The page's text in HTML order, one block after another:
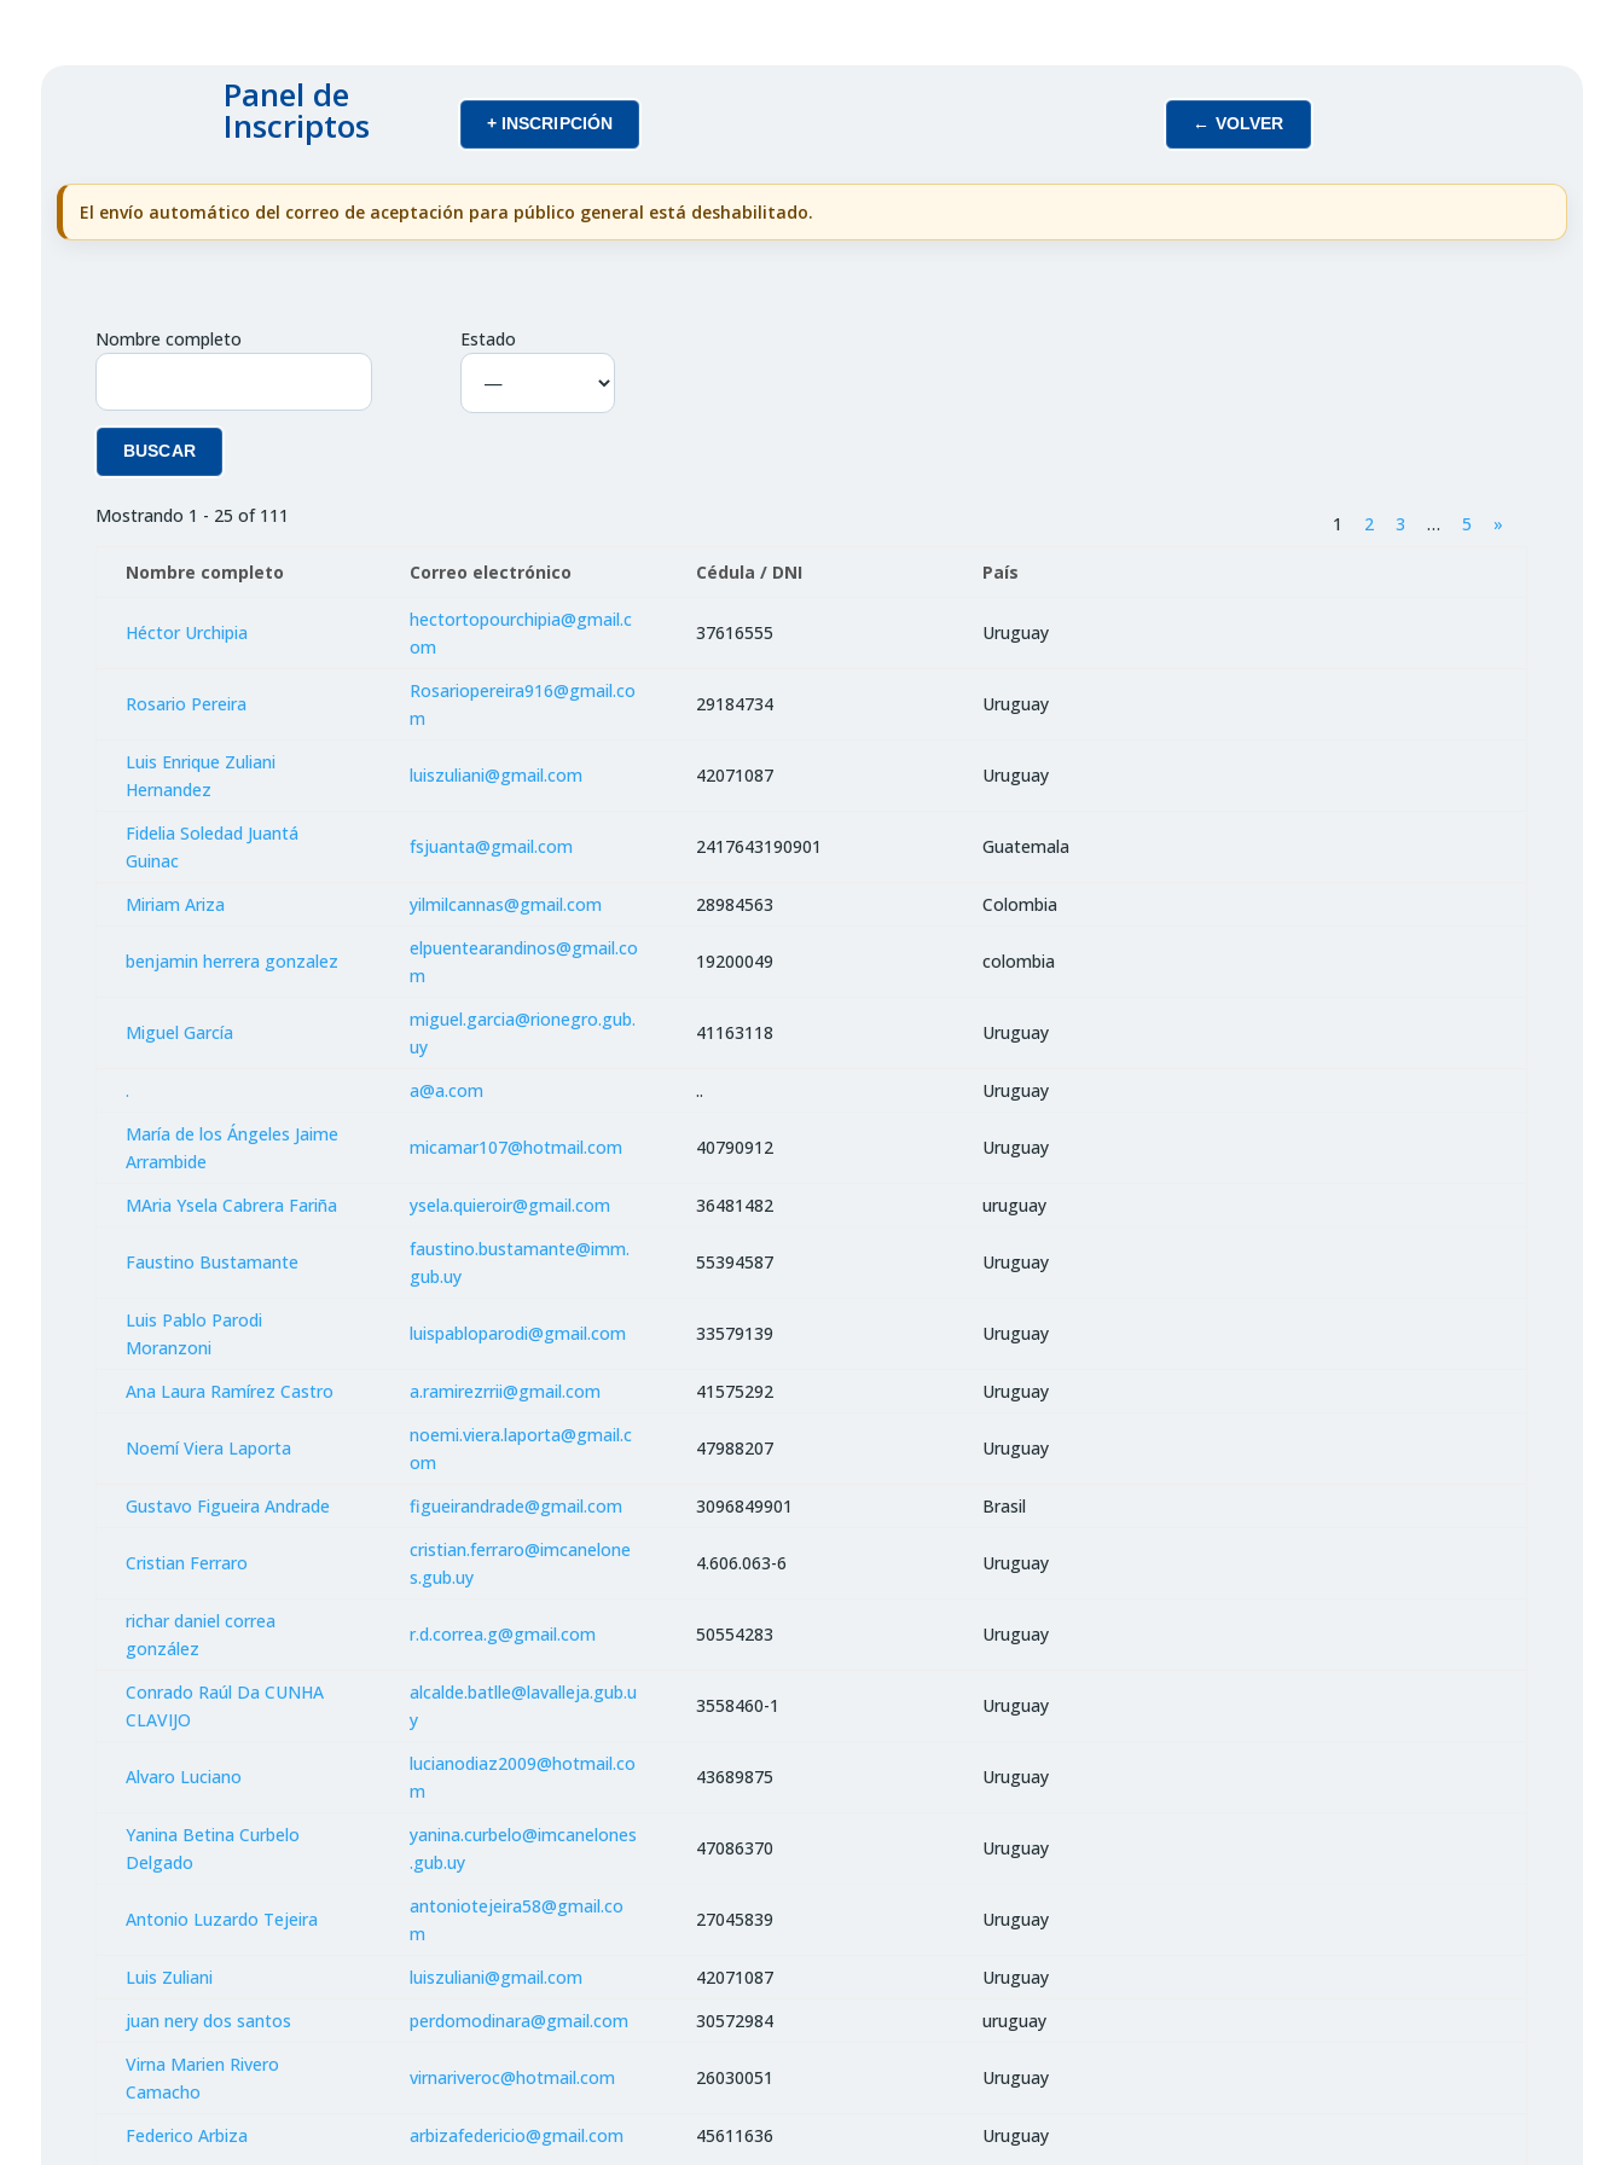
Panel de
Inscriptos + INSCRIPCIÓN ← VOLVER
El envío automático del correo de aceptación para público general está deshabilitado.
Nombre completo Estado
Mostrando 1 - 25 of 111 1 2 3 … 5 »
Nombre completo Correo electrónico Cédula / DNI País
Héctor Urchipia
hectortopourchipia@gmail.c
om
37616555 Uruguay
Rosario Pereira
Rosariopereira916@gmail.co
m
29184734 Uruguay
Luis Enrique Zuliani
Hernandez
luiszuliani@gmail.com 42071087 Uruguay
Fidelia Soledad Juantá
Guinac
fsjuanta@gmail.com 2417643190901 Guatemala
Miriam Ariza yilmilcannas@gmail.com 28984563 Colombia
benjamin herrera gonzalez
elpuentearandinos@gmail.co
m
19200049 colombia
Miguel García
miguel.garcia@rionegro.gub.
uy
41163118 Uruguay
. a@a.com ..
Uruguay
María de los Ángeles Jaime
Arrambide
micamar107@hotmail.com 40790912 Uruguay
MAria Ysela Cabrera Fariña ysela.quieroir@gmail.com 36481482 uruguay
Faustino Bustamante
faustino.bustamante@imm.
gub.uy
55394587 Uruguay
Luis Pablo Parodi
Moranzoni
luispabloparodi@gmail.com 33579139 Uruguay
Ana Laura Ramírez Castro a.ramirezrrii@gmail.com 41575292 Uruguay
Noemí Viera Laporta
noemi.viera.laporta@gmail.c
om
47988207 Uruguay
Gustavo Figueira Andrade figueirandrade@gmail.com 3096849901 Brasil
Cristian Ferraro
cristian.ferraro@imcanelone
s.gub.uy
4.606.063-6 Uruguay
richar daniel correa
gonzález
r.d.correa.g@gmail.com 50554283 Uruguay
Conrado Raúl Da CUNHA
CLAVIJO
alcalde.batlle@lavalleja.gub.u
y
3558460-1 Uruguay
Alvaro Luciano
lucianodiaz2009@hotmail.co
m
43689875 Uruguay
Yanina Betina Curbelo
Delgado
yanina.curbelo@imcanelones
.gub.uy
47086370 Uruguay
Antonio Luzardo Tejeira
antoniotejeira58@gmail.co
m
27045839 Uruguay
Luis Zuliani luiszuliani@gmail.com 42071087
Uruguay
juan nery dos santos
perdomodinara@gmail.com 30572984
uruguay
Virna Marien Rivero
Camacho
virnariveroc@hotmail.com 26030051 Uruguay
Federico Arbiza arbizafedericio@gmail.com 45611636 Uruguay